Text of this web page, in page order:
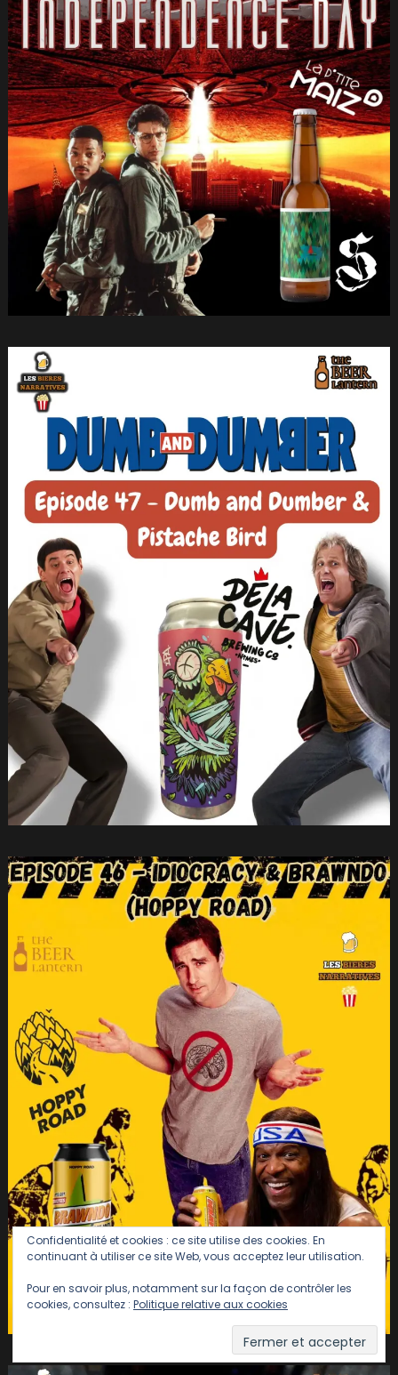
Confidentialité et cookies : ce site utilise des cookies. En
continuant à utiliser ce site Web, vous acceptez leur utilisation.
Pour en savoir plus, notamment sur la façon de contrôler les
cookies, consultez : Politique relative aux cookies